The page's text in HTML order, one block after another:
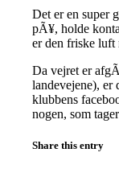
Det er en super
pÃ¥, holde
er den friske luft
Da vejret er
landevejene),
klubbens
nogen, som
Share this entry